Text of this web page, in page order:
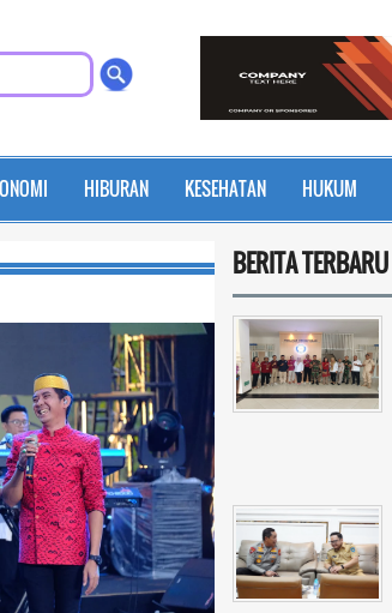
HIBURAN KESEHATAN HUKUM
BERITA TERBARU